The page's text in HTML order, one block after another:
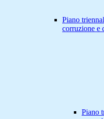
Piano
corruzione e
Piano